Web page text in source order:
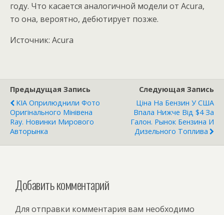
году. Что касается аналогичной модели от Acura,
то она, вероятно, дебютирует позже.
Источник: Acura
Предыдущая Запись
KIA Оприлюднили Фото
Оригінального Мінівена
Ray. Новинки Мирового
Авторынка
Следующая Запись
Ціна На Бензин У США
Впала Нижче Від $4 За
Галон. Рынок Бензина И
Дизельного Топлива
Добавить комментарий
Для отправки комментария вам необходимо